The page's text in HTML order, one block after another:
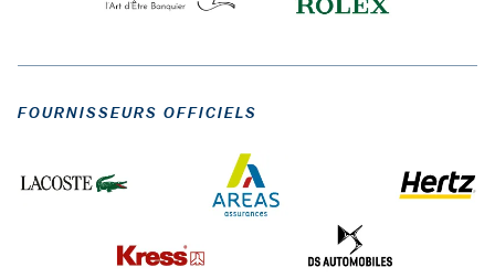
FOURNISSEURS OFFICIELS